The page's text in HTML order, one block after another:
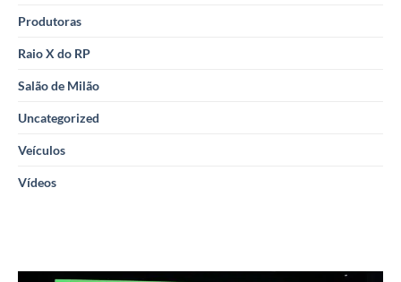
Produtoras
Raio X do RP
Salão de Milão
Uncategorized
Veículos
Vídeos